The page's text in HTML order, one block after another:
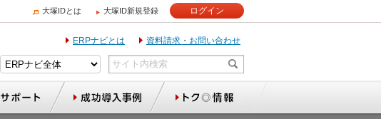
大塚IDとは 大塚ID新規登録 ログイン
ERPナビとは 資料請求・お問い合わせ